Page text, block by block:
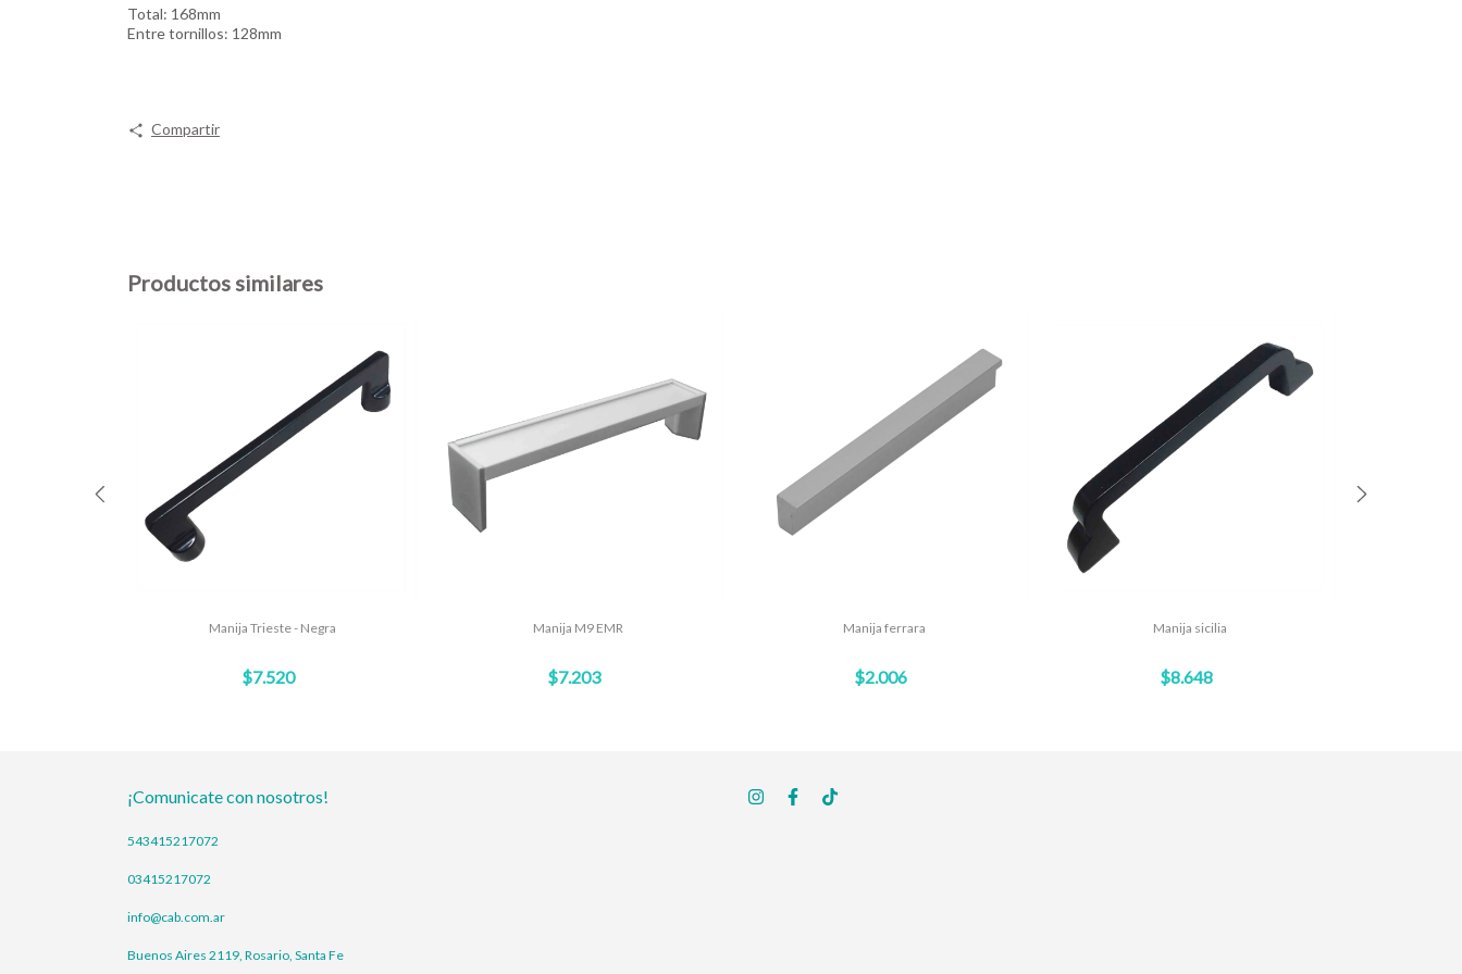
Total: 168mm
Entre tornillos: 128mm
Compartir
Productos similares
Manija Trieste - Negra
$7.520
Manija M9 EMR
$7.203
Manija ferrara
$2.006
Manija sicilia
$8.648
¡Comunicate con nosotros!
543415217072
03415217072
info@cab.com.ar
Buenos Aires 2119, Rosario, Santa Fe